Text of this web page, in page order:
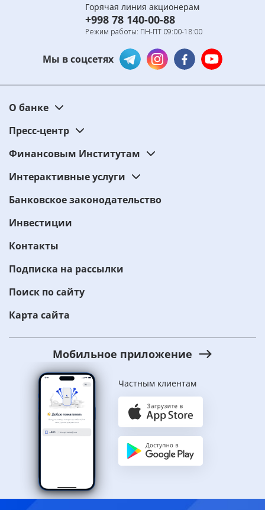
Горячая линия акционерам
+998 78 140-00-88
Режим работы: ПН-ПТ 09:00-18:00
Мы в соцсетях
О банке
Пресс-центр
Финансовым Институтам
Интерактивные услуги
Банковское законодательство
Инвестиции
Контакты
Подписка на рассылки
Поиск по сайту
Карта сайта
Мобильное приложение
Частным клиентам